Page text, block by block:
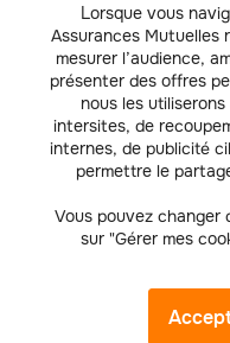
Lorsque vous
Assurances Mutuelles
mesurer l’audience,
présenter des offres
nous les
intersites, de
internes, de publicité
permettre le
Vous pouvez changer
sur "Gérer mes
Nos mesures
prévention et
Évaluation de la
La mise en place
augmentation de la
structure porteuse
d’effondrement de la